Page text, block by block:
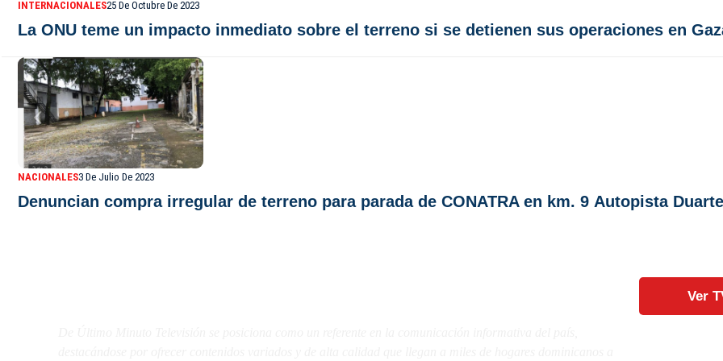
INTERNACIONALES25 De Octubre De 2023
La ONU teme un impacto inmediato sobre el terreno si se detienen sus operaciones en
NACIONALES3 De Julio De 2023
Denuncian compra irregular de terreno para parada de CONATRA en km. 9 Autopista Duarte
Ver